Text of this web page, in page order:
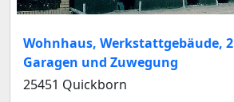
Wohnhaus, Werkstattgebäude, 2
Garagen und Zuwegung
25451 Quickborn